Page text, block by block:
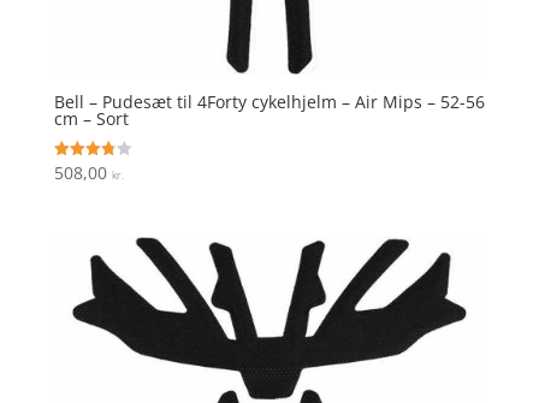
Bell – Pudesæt til 4Forty cykelhjelm – Air Mips – 52-56
cm – Sort
Vurderet
3.8
508,00 kr.